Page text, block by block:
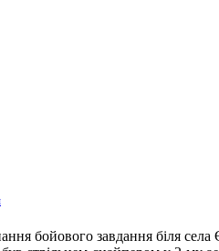
бойового завдання біля села